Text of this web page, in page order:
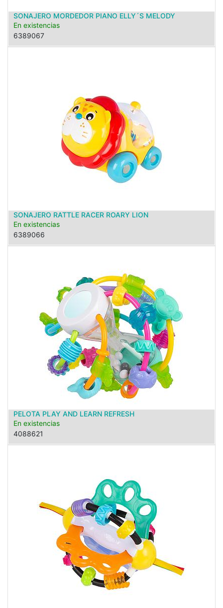
SONAJERO MORDEDOR PIANO ELLY´S MELODY
En existencias
6389067
SONAJERO RATTLE RACER ROARY LION
En existencias
6389066
PELOTA PLAY AND LEARN REFRESH
En existencias
4088621